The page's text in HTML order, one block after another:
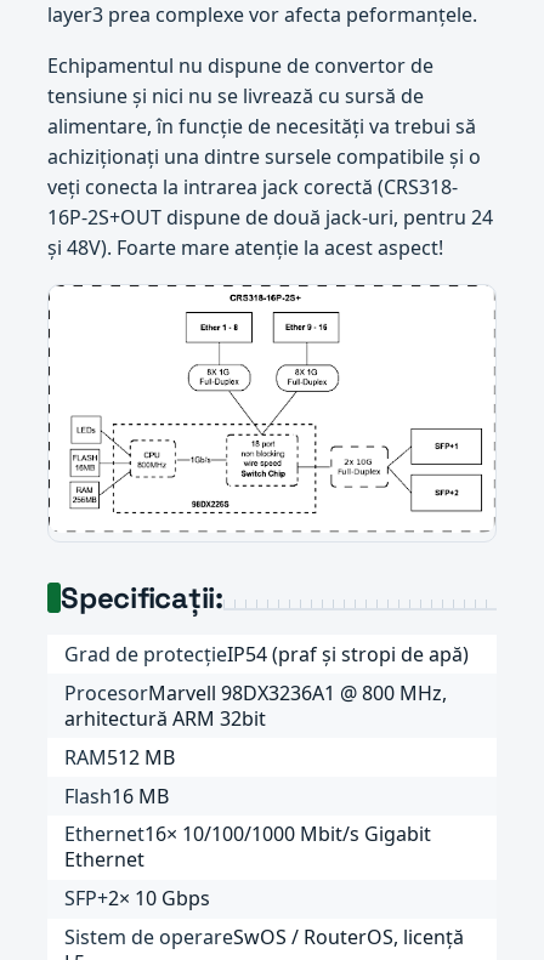
layer3 prea complexe vor afecta peformanțele.
Echipamentul nu dispune de convertor de
tensiune și nici nu se livrează cu sursă de
alimentare, în funcție de necesități va trebui să
achiziționați una dintre sursele compatibile și o
veți conecta la intrarea jack corectă (CRS318-
16P-2S+OUT dispune de două jack-uri, pentru 24
și 48V). Foarte mare atenție la acest aspect!
Specificații:
Grad de protecțieIP54 (praf și stropi de apă)
ProcesorMarvell 98DX3236A1 @ 800 MHz,
arhitectură ARM 32bit
RAM512 MB
Flash16 MB
Ethernet16× 10/100/1000 Mbit/s Gigabit
Ethernet
SFP+2× 10 Gbps
Sistem de operareSwOS / RouterOS, licență